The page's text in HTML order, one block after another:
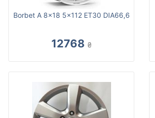
Borbet A 8x18 5x112 ET30 DIA66,6
12768 ₴